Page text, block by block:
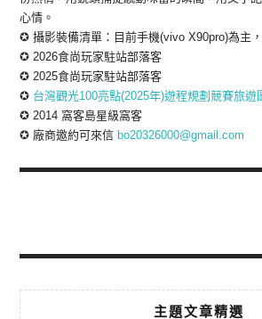
心情。
✪ 攝影裝備清單：目前手機(vivo X90pro)為主
✪ 2026食尚玩家駐站部落客
✪ 2025食尚玩家駐站部落客
✪ 台灣觀光100亮點(2025年)遊程規劃競賽旅
✪ 2014 窩客島星級窩客
✪ 廠商邀約可來信 bo20326000@gmail.com
主題文章精選